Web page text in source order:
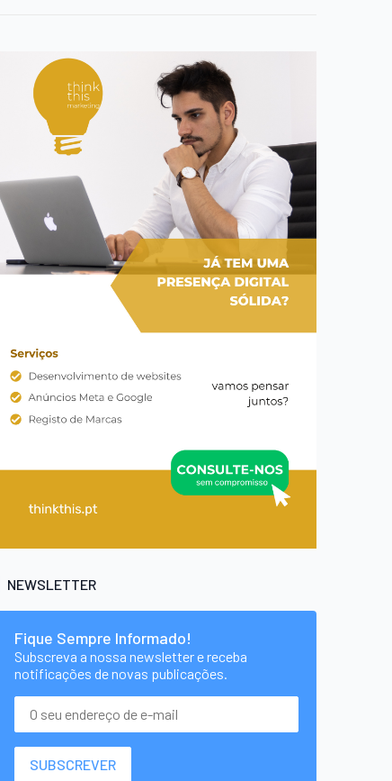
NEWSLETTER
Fique Sempre Informado!
Subscreva a nossa newsletter e receba
notificações de novas publicações.